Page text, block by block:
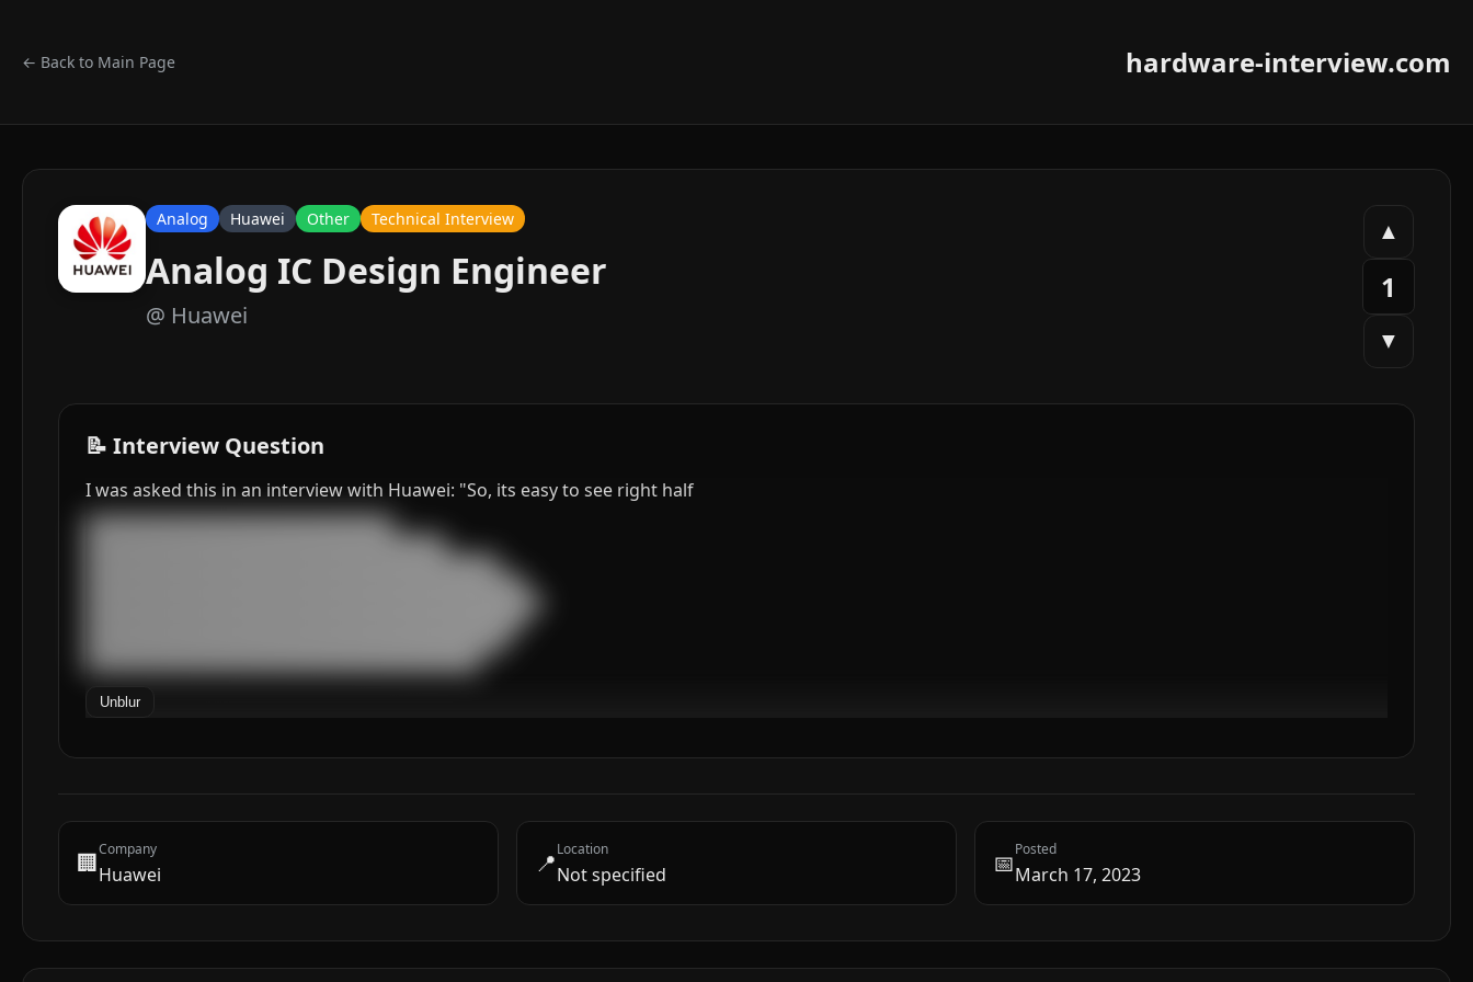
← Back to Main Page hardware-interview.com
Analog Huawei Other Technical Interview
Analog IC Design Engineer
@ Huawei
▲
1
▼
📝 Interview Question
I was asked this in an interview with Huawei: "So, its easy to see right half
███████████████████████████████████
█████████████████████████████████████████
███████████████████████████████████████████████
██████████████████████████████████████████████████
██████████████████████████████████████████████████
████████████████████████████████████████████████
█████████████████████████████████████████████
Unblur
🏢Company
Huawei 📍Location
Not specified 📅Posted
March 17, 2023